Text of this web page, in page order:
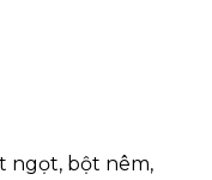
ngọt, bột nêm,